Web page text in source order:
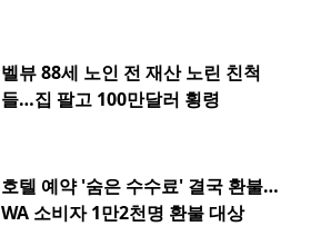
벨뷰 88세 노인 전 재산 노린 친척
들…집 팔고 100만달러 횡령
호텔 예약 '숨은 수수료' 결국 환불…
WA 소비자 1만2천명 환불 대상